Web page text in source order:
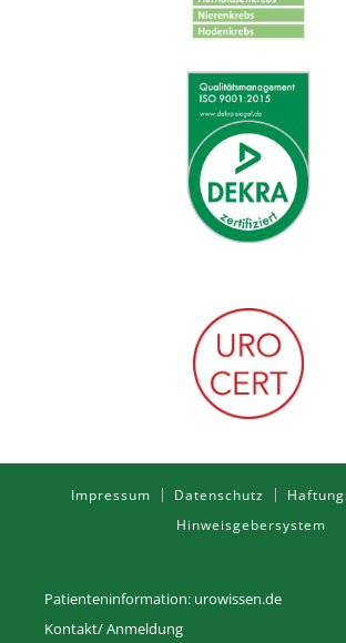
Impressum Datenschutz
Hinweisgebersystem
Patienteninformation: urowissen.de
Kontakt/ Anmeldung